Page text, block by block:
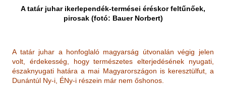
A tatár juhar ikerlependék-termései éréskor feltűnőek,
pirosak (fotó: Bauer Norbert)
A tatár juhar a honfoglaló magyarság útvonalán végig jelen
volt, érdekesség, hogy természetes elterjedésének nyugati,
északnyugati határa a mai Magyarországon is keresztülfut, a
Dunántúl Ny-i, ÉNy-i részein már nem őshonos.